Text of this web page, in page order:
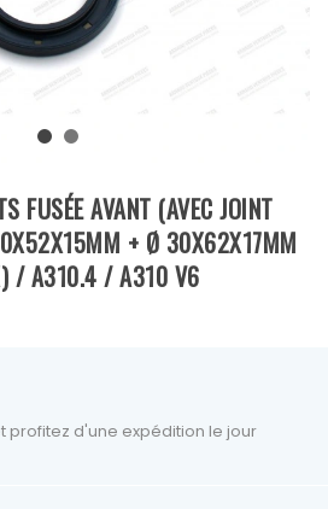
FUSÉE AVANT (AVEC JOINT
+ Ø 30X62X17MM
/ A310.4 / A310 V6
profitez d'une expédition le jour